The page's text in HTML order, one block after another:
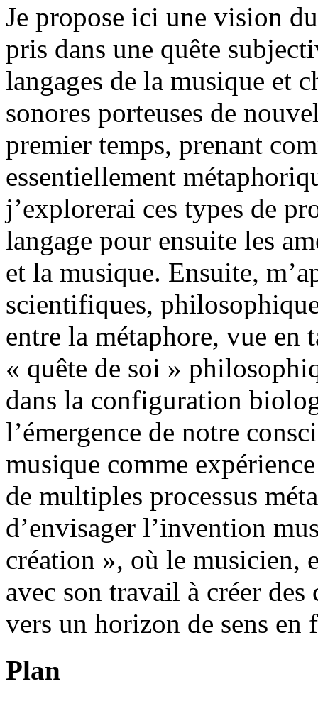
Je propose ici une vision
pris dans une quête
langages de la musique et
sonores porteuses de
premier temps, prenant
essentiellement
j’explorerai ces types de
langage pour ensuite les
et la musique. Ensuite,
scientifiques,
entre la métaphore, vue en
« quête de soi »
dans la configuration
l’émergence de notre
musique comme
de multiples processus
d’envisager l’invention
création », où le musicien,
avec son travail à créer
vers un horizon de sens
Plan